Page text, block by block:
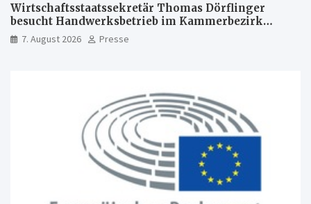
Wirtschaftsstaatssekretär Thomas Dörflinger
besucht Handwerksbetrieb im Kammerbezirk
Freiburg
7. August 2026 Presse